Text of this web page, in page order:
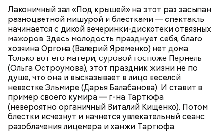
Лаконичный зал «Под крышей» на этот раз засыпан
разноцветной мишурой и блестками — спектакль
начинается с дикой вечеринки-дискотеки отвязных
мажоров. Здесь молодость празднует себя, благо
хозяина Оргона (Валерий Яременко) нет дома.
Только вот его матери, суровой госпоже Пернель
(Ольга Остроумова), этот праздник жизни не по
душе, что она и высказывает в лицо веселой
невестке Эльмире (Дарья Балабанова). И ставит в
пример своего кумира — г-на Тартюфа
(невероятно органичный Виталий Кищенко). Потом
блестки исчезнут и начнется увлекательный сеанс
разоблачения лицемера и ханжи Тартюфа.
При выборе дыни эксперт посоветовала
ориентироваться на запах: